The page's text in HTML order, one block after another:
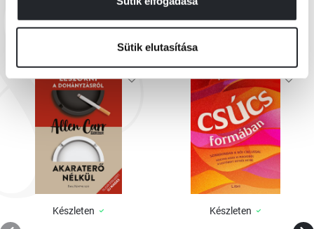
Sütik elutasítása
EZEK IS ÉRDEKELHETNEK
Készleten Készleten